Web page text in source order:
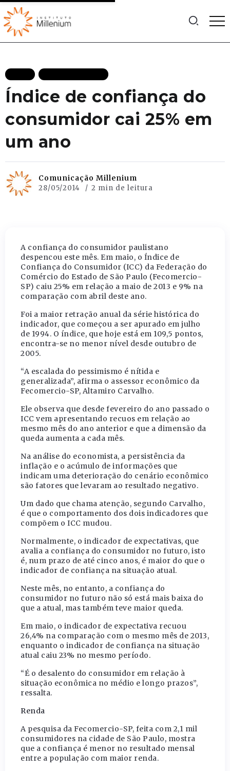
Índice de confiança do
consumidor cai 25% em
um ano
Comunicação Millenium
28/05/2014 2 min de leitura
A confiança do consumidor paulistano
despencou este mês. Em maio, o Índice de
Confiança do Consumidor (ICC) da Federação do
Comércio do Estado de São Paulo (Fecomercio-
SP) caiu 25% em relação a maio de 2013 e 9% na
comparação com abril deste ano.
Foi a maior retração anual da série histórica do
indicador, que começou a ser apurado em julho
de 1994. O índice, que hoje está em 109,5 pontos,
encontra-se no menor nível desde outubro de
2005.
“A escalada do pessimismo é nítida e
generalizada”, afirma o assessor econômico da
Fecomercio-SP, Altamiro Carvalho.
Ele observa que desde fevereiro do ano passado o
ICC vem apresentando recuos em relação ao
mesmo mês do ano anterior e que a dimensão da
queda aumenta a cada mês.
Na análise do economista, a persistência da
inflação e o acúmulo de informações que
indicam uma deterioração do cenário econômico
são fatores que levaram ao resultado negativo.
Um dado que chama atenção, segundo Carvalho,
é que o comportamento dos dois indicadores que
compõem o ICC mudou.
Normalmente, o indicador de expectativas, que
avalia a confiança do consumidor no futuro, isto
é, num prazo de até cinco anos, é maior do que o
indicador de confiança na situação atual.
Neste mês, no entanto, a confiança do
consumidor no futuro não só está mais baixa do
que a atual, mas também teve maior queda.
Em maio, o indicador de expectativa recuou
26,4% na comparação com o mesmo mês de 2013,
enquanto o indicador de confiança na situação
atual caiu 23% no mesmo período.
“É o desalento do consumidor em relação à
situação econômica no médio e longo prazos”,
ressalta.
Renda
A pesquisa da Fecomercio-SP, feita com 2,1 mil
consumidores na cidade de São Paulo, mostra
que a confiança é menor no resultado mensal
entre a população com maior renda.